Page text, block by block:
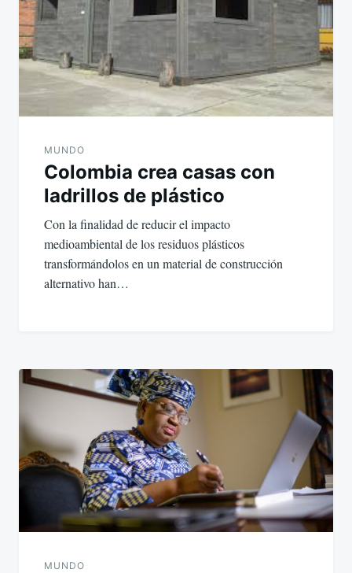
MUNDO
Colombia crea casas con
ladrillos de plástico
Con la finalidad de reducir el impacto
medioambiental de los residuos plásticos
transformándolos en un material de construcción
alternativo han…
MUNDO